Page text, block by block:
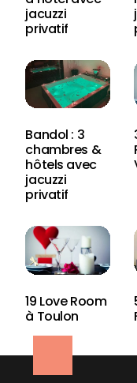
jacuzzi
privatif
Bandol : 3
chambres &
hôtels avec
jacuzzi
privatif
19 Love Room
à Toulon